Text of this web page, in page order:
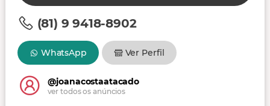
(81) 9 9418-8902
WhatsApp Ver Perfil
@joanacostaatacado
ver todos os anúncios